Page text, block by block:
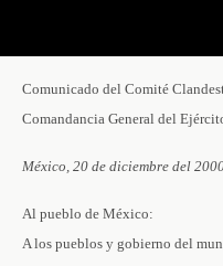
Comunicado del Comité
Comandancia General del
México, 20 de diciembre del
Al pueblo de México:
A los pueblos y gobierno del